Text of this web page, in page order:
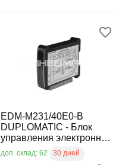
EDM-M231/40E0-B
DUPLOMATIC - Блок
управления электронный
для пропорционнальных
распределителей
доп. склад: 62 30 дней